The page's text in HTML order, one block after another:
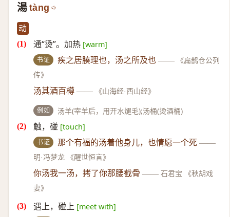
湯 tàng
动
通“烫”。加热 [warm]
书证 疾之居腠理也，汤之所及也 ——
《扁鹊仓公列
传》
汤其酒百樽 —— 《山海经·西山经》
例如 汤羊(宰羊后，用开水煺毛);汤桶(烫酒桶)
触，碰 [touch]
书证 那个有福的汤着他身儿，也情愿一个死 ——
明·冯梦龙 《醒世恒言》
你汤我一汤，拷了你那腰截骨 —— 石君宝 《秋胡戏
妻》
遇上，碰上 [meet with]